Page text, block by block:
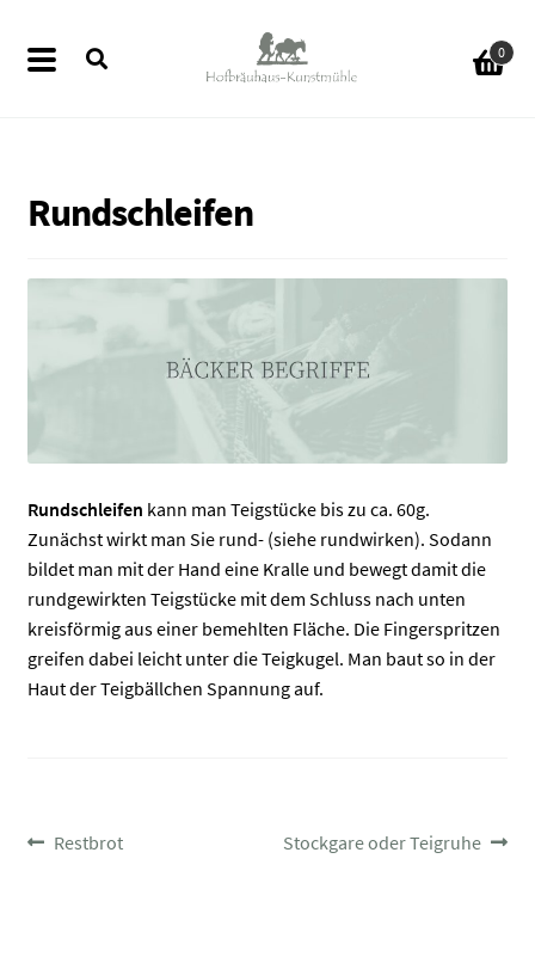
Navigation
Inhalt
0
Rundschleifen
Rundschleifen kann man Teigstücke bis zu ca. 60g.
Zunächst wirkt man Sie rund- (siehe rundwirken). Sodann
bildet man mit der Hand eine Kralle und bewegt damit die
rundgewirkten Teigstücke mit dem Schluss nach unten
kreisförmig aus einer bemehlten Fläche. Die Fingerspritzen
greifen dabei leicht unter die Teigkugel. Man baut so in der
Haut der Teigbällchen Spannung auf.
BEITRAGSNAVIGATION
Vorheriger
Restbrot
Nächster
Stockgare oder Teigruhe